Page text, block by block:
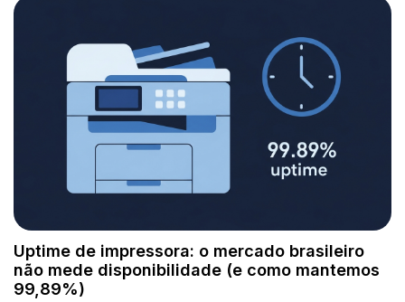
Uptime de impressora: o mercado brasileiro
não mede disponibilidade (e como mantemos
99,89%)